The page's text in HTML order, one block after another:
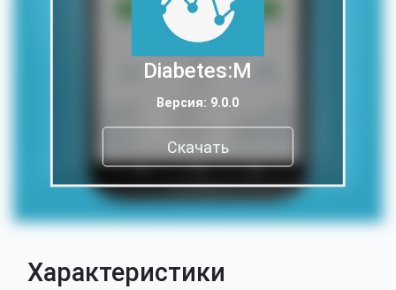
Diabetes:M
Версия: 9.0.0
Скачать
Характеристики